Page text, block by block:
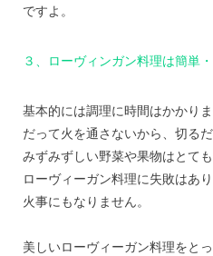
ですよ。
３、ローヴィンガン料理は簡単
基本的には調理に時間はかかりま
だって火を通さないから、切るだ
みずみずしい野菜や果物はとても
ローヴィーガン料理に失敗はあり
火事にもなりません。
美しいローヴィーガン料理をと